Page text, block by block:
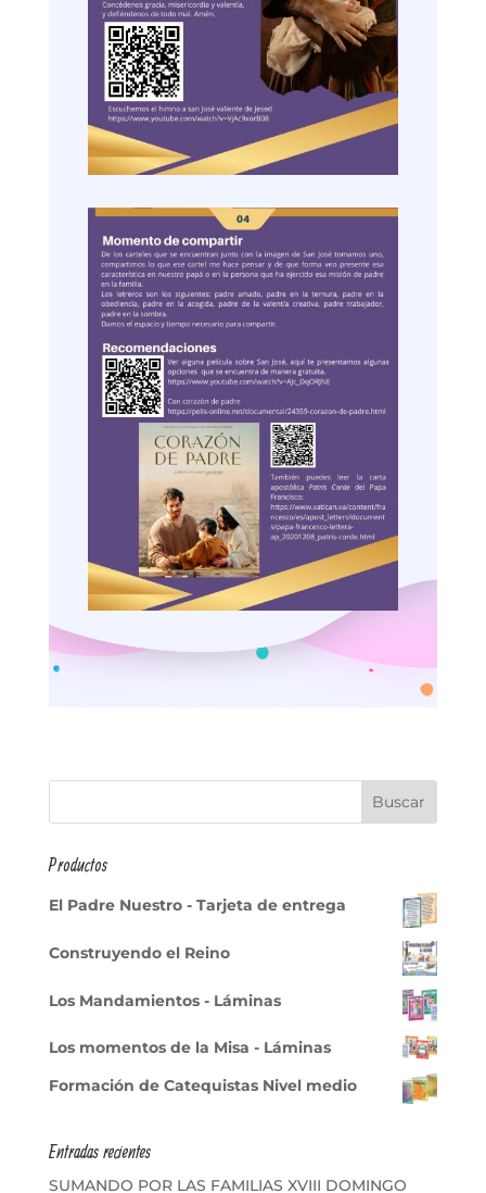
Productos
El Padre Nuestro - Tarjeta de entrega
Construyendo el Reino
Los Mandamientos - Láminas
Los momentos de la Misa - Láminas
Formación de Catequistas Nivel medio
Entradas recientes
SUMANDO POR LAS FAMILIAS XVIII DOMINGO